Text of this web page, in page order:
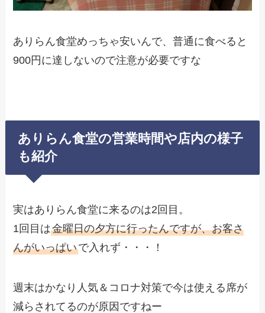
ありらん食堂めっちゃ安いんで、普通に食べると
900円に達しないので注意が必要ですな
ありらん食堂の営業時間や店内の様子
も紹介
実はありらん食堂に来るのは2回目。
1回目は金曜日の夕方に行ったんですが、お客さ
んがいっぱいで入れず・・・！
週末はかなり人気＆コロナ対策で今は使える席が
減らされてるのが原因ですねー